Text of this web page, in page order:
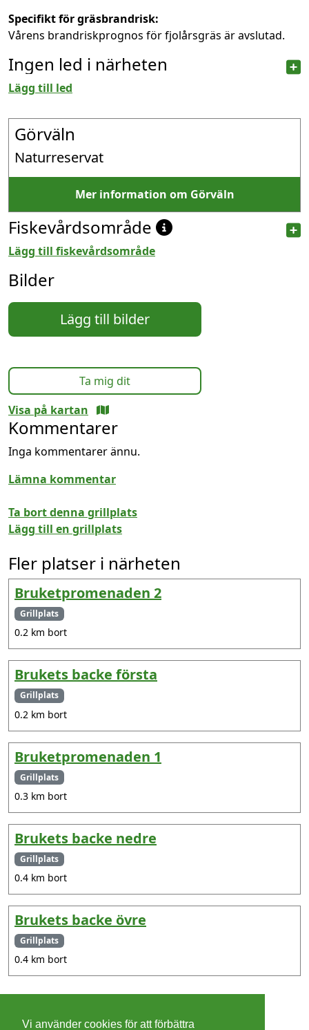
Specifikt för gräsbrandrisk:
Vårens brandriskprognos för fjolårsgräs är avslutad.
Ingen led i närheten
Lägg till led
Görväln
Naturreservat
Mer information om Görväln
Fiskevårdsområde
Lägg till fiskevårdsområde
Bilder
Lägg till bilder
Ta mig dit
Visa på kartan
Kommentarer
Inga kommentarer ännu.
Lämna kommentar
Ta bort denna grillplats
Lägg till en grillplats
Fler platser i närheten
Bruketpromenaden 2
Grillplats
0.2 km bort
Brukets backe första
Grillplats
0.2 km bort
Bruketpromenaden 1
Grillplats
0.3 km bort
Brukets backe nedre
Grillplats
0.4 km bort
Brukets backe övre
Grillplats
0.4 km bort
Vi använder cookies för att förbättra